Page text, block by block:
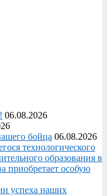
06.08.2026
бойца 06.08.2026
технологического
образования в
приобретает особую
успеха наших